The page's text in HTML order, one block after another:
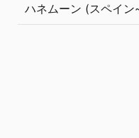
ハネムーン (スペイ